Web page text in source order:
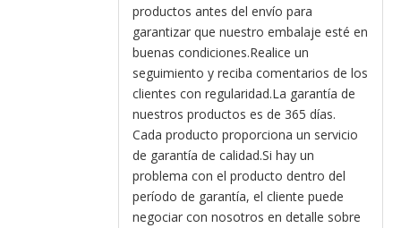
productos antes del envío para
garantizar que nuestro embalaje esté en
buenas condiciones.Realice un
seguimiento y reciba comentarios de los
clientes con regularidad.La garantía de
nuestros productos es de 365 días.
Cada producto proporciona un servicio
de garantía de calidad.Si hay un
problema con el producto dentro del
período de garantía, el cliente puede
negociar con nosotros en detalle sobre